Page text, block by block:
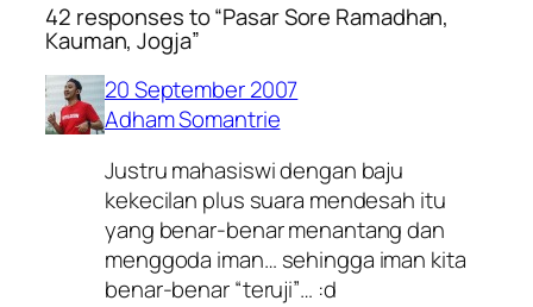
42 responses to “Pasar Sore Ramadhan,
Kauman, Jogja”
20 September 2007
Adham Somantrie
Justru mahasiswi dengan baju
kekecilan plus suara mendesah itu
yang benar-benar menantang dan
menggoda iman… sehingga iman kita
benar-benar “teruji”… :d